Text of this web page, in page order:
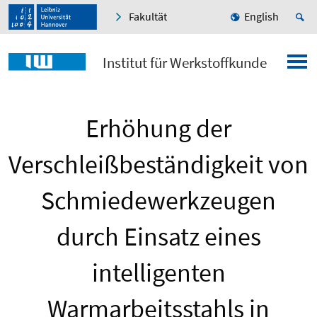
Fakultät English
Institut für Werkstoffkunde
Erhöhung der
Verschleißbeständigkeit von
Schmiedewerkzeugen
durch Einsatz eines
intelligenten
Warmarbeitsstahls in